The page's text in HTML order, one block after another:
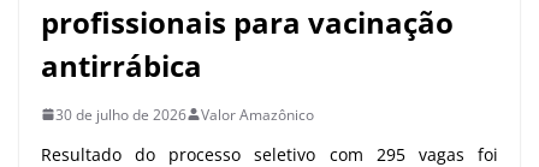
profissionais para vacinação
antirrábica
30 de julho de 2026 Valor Amazônico
Resultado do processo seletivo com 295 vagas foi